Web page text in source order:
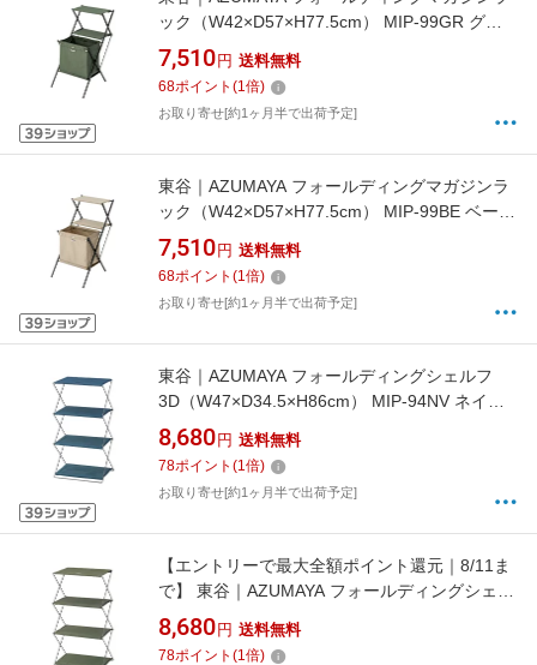
ック（W42×D57×H77.5cm） MIP-99GR グリ
ーン【キャンセル・返品不可】
7,510 円 送料無料
68ポイント (1倍)
お取り寄せ[約1ヶ月半で出荷予定]
東谷｜AZUMAYA フォールディングマガジンラ
ック（W42×D57×H77.5cm） MIP-99BE ベージ
ュ【キャンセル・返品不可】
7,510 円 送料無料
68ポイント (1倍)
お取り寄せ[約1ヶ月半で出荷予定]
東谷｜AZUMAYA フォールディングシェルフ
3D（W47×D34.5×H86cm） MIP-94NV ネイビ
ー
8,680 円 送料無料
78ポイント (1倍)
お取り寄せ[約1ヶ月半で出荷予定]
【エントリーで最大全額ポイント還元｜8/11ま
で】 東谷｜AZUMAYA フォールディングシェル
フ 3D（W47×D34.5×H86cm） MIP-94GR グリ
ーン
8,680 円 送料無料
78ポイント (1倍)